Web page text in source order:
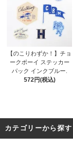
【のこりわずか！】チョ
ークボーイ ステッカー
パック インクブルー.
572円(税込)
カテゴリーから探す